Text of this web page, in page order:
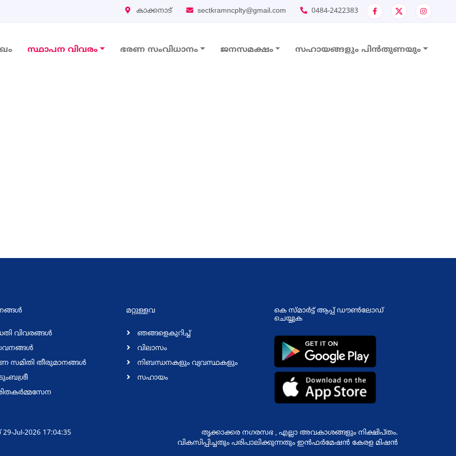
കാക്കനാട് sectkramncplty@gmail.com 0484-2422383
സ്ഥാപന വിവരം ഭരണ സംവിധാനം ജനസമക്ഷം സഹായങ്ങളും പിന്‍തുണയും
വിവരങ്ങള്‍
സമിതി തീരുമാനങ്ങള്‍
മറ്റുള്ളവ
ഞങ്ങളെകുറിച്ച്
വിലാസം
നിബന്ധനകളും വ്യവസ്ഥകളും
സഹായം
കെ സ്മാര്‍ട്ട് ആപ്പ് ഡൗണ്‍ലോഡ്
ചെയ്യുക
2026 17:04:35
തൃക്കാക്കര നഗരസഭ , എല്ലാ അവകാശങ്ങളും നിക്ഷിപ്തം.
വികസിപ്പിച്ചതും പരിപാലിക്കുന്നതും ഇന്‍ഫര്‍മേഷന്‍ കേരള മിഷന്‍